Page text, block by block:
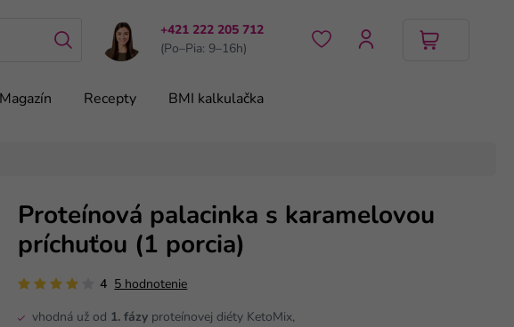
+421 222 205 712
(Po–Pia: 9–16h)
Magazín Recepty BMI kalkulačka
Proteínová palacinka s karamelovou
príchuťou (1 porcia)
4 5 hodnotenie
vhodná už od 1. fázy proteínovej diéty KetoMix,